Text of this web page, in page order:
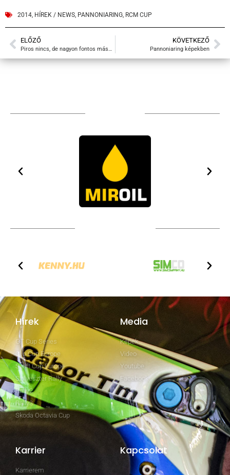
2014 HÍREK / NEWS PANNONIARING RCM CUP
ELŐZŐ KÖVETKEZŐ
Pannoniaring képekben
Hírek
GT Cup Series
Clio Cup Europe
Swift Cup Europe
Szilveszter Rally
Rally2
Rally3
Skoda Octavia Cup
Media
Képek
Video
Youtube
Facebook
Karrier
Karrierem
Kapcsolat